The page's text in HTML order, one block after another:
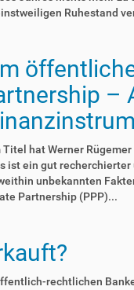
Ruhestand
–
hat Werner
ist ein gut recherchierter
unbekannten
Partnership (PPP)...
rechtlichen